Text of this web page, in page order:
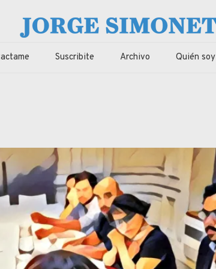
economia de Corrientes, Argentina y el Mundo
Suscribite Archivo Quién soy